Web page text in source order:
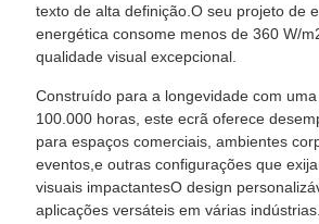
texto de alta definição.O seu projeto de
energética consome menos de 360 W/
qualidade visual excepcional.
Construído para a longevidade com
100.000 horas, este ecrã oferece
para espaços comerciais, ambientes
eventos,e outras configurações que
visuais impactantesO design
aplicações versáteis em várias indústrias.